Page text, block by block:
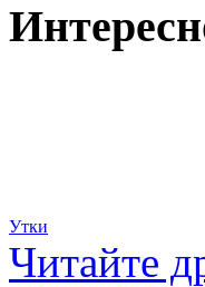
Утки
Читайте